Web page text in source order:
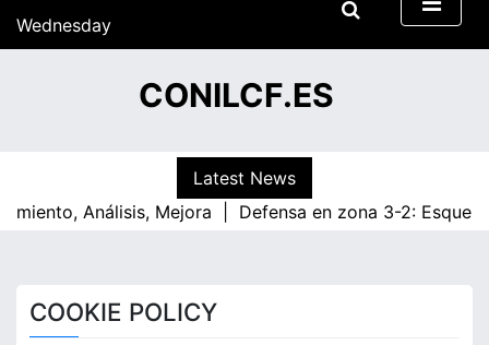
Wednesday
15/07/2026
CONILCF.ES
Latest News
Análisis, Mejora |
Defensa en zona 3-2:
COOKIE POLICY